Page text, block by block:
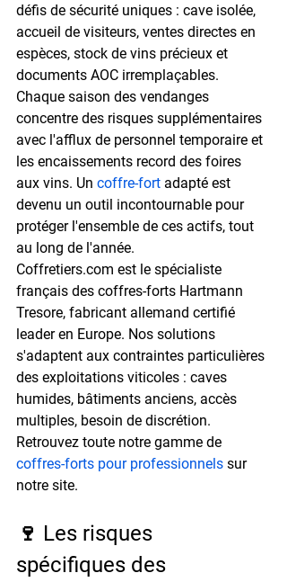
défis de sécurité uniques : cave isolée,
accueil de visiteurs, ventes directes en
espèces, stock de vins précieux et
documents AOC irremplaçables.
Chaque saison des vendanges
concentre des risques supplémentaires
avec l'afflux de personnel temporaire et
les encaissements record des foires
aux vins. Un coffre-fort adapté est
devenu un outil incontournable pour
protéger l'ensemble de ces actifs, tout
au long de l'année.
Coffretiers.com est le spécialiste
français des coffres-forts Hartmann
Tresore, fabricant allemand certifié
leader en Europe. Nos solutions
s'adaptent aux contraintes particulières
des exploitations viticoles : caves
humides, bâtiments anciens, accès
multiples, besoin de discrétion.
Retrouvez toute notre gamme de
coffres-forts pour professionnels sur
notre site.
🍷 Les risques
spécifiques des